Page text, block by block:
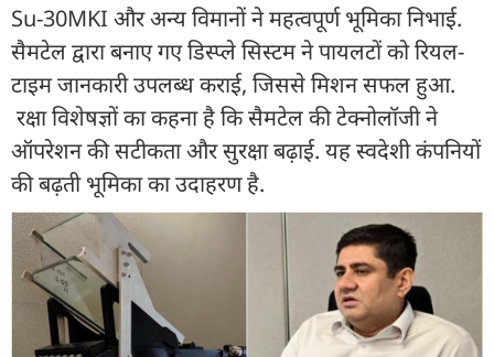
Su-30MKI और अन्य विमानों ने महत्वपूर्ण भूमिका निभाई.
सैमटेल द्वारा बनाए गए डिस्प्ले सिस्टम ने पायलटों को रियल-
टाइम जानकारी उपलब्ध कराई, जिससे मिशन सफल हुआ.
रक्षा विशेषज्ञों का कहना है कि सैमटेल की टेक्नोलॉजी ने
ऑपरेशन की सटीकता और सुरक्षा बढ़ाई. यह स्वदेशी कंपनियों
की बढ़ती भूमिका का उदाहरण है.